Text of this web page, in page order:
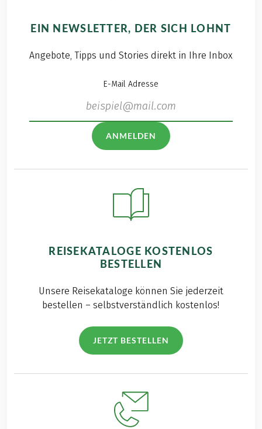
EIN NEWSLETTER, DER SICH LOHNT
Angebote, Tipps und Stories direkt in Ihre Inbox
E-Mail Adresse
ANMELDEN
REISEKATALOGE KOSTENLOS
BESTELLEN
Unsere Reisekataloge können Sie jederzeit
bestellen – selbstverständlich kostenlos!
JETZT BESTELLEN